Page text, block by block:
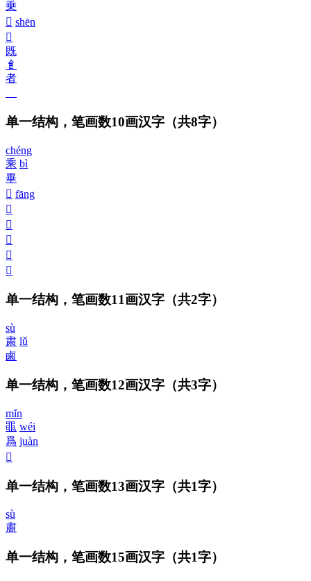
乗
𦥙 shēn
𢑚
既
𩙿
者
单一结构，笔画数10画汉字 （共8字）
chéng
乘 bì
畢
𠂼 fāng
𠥓
𠚒
𩇦
𩇨
𩙱
单一结构，笔画数11画汉字 （共2字）
sù
粛 lǔ
鹵
单一结构，笔画数12画汉字 （共3字）
mǐn
黽 wéi
爲 juàn
𥆞
单一结构，笔画数13画汉字 （共1字）
sù
肅
单一结构，笔画数15画汉字 （共1字）